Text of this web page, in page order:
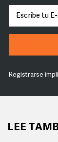
Registrarse
LEE